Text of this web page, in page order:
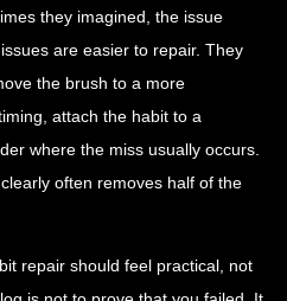
they imagined, the issue
are easier to repair. They
the brush to a more
attach the habit to a
where the miss usually occurs.
often removes half of the
repair should feel practical, not